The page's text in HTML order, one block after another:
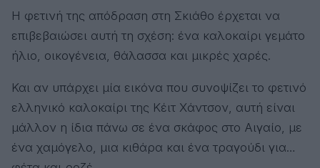
Η φετινή της απόδραση στη Σκιάθο έρχεται να
επιβεβαιώσει αυτή τη σχέση: ένα καλοκαίρι γεμάτο
ήλιο, οικογένεια, θάλασσα και μικρές χαρές.
Και αν υπάρχει μία εικόνα που συνοψίζει το φετινό
ελληνικό καλοκαίρι της Κέιτ Χάντσον, αυτή είναι
μάλλον η ίδια πάνω σε ένα σκάφος στο Αιγαίο, με
ένα χαμόγελο, μια κιθάρα και ένα τραγούδι για…